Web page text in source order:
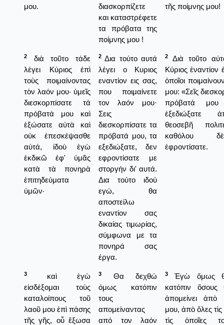
μου.
διασκορπίζετε
και καταστρέφετε
τα πρόβατα της
ποίμνης μου !
τῆς ποίμνης μου!
2
διὰ τοῦτο τάδε
λέγει Κύριος ἐπὶ
τοὺς ποιμαίνοντας
τὸν λαόν μου· ὑμεῖς
διεσκορπίσατε τά
πρόβατά μου καὶ
ἐξώσατε αὐτὰ καὶ
οὐκ ἐπεσκέψασθε
αὐτά, ἰδοὺ ἐγὼ
ἐκδικῶ ἐφ' ὑμᾶς
κατὰ τὰ πονηρὰ
ἐπιτηδεύματα
ὑμῶν·
2 Δια τούτο αυτά
λέγει ο Κυριος
εναντίον εις σας,
που ποιμαίνετε
τον λαόν μου·
Σεις
διεσκορπίσατε τα
πρόβατά μου, τα
εξεδιώξατε, δεν
εφροντίσατε με
στοργήν δι' αυτά.
Δια τούτο ιδού
εγώ, θα
αποστείλω
εναντίον σας
δικαίας τιμωρίας,
σύμφωνα με τα
πονηρά σας
έργα.
2
Διὰ τοῦτο
Κύριος ἐναντίον
ὁποῖοι
μου: «Σεῖς
πρόβατά
ἐξεδιώξατε
θεοσεβῆ
καθόλου
ἐφροντίσατε.
3
καὶ ἐγὼ
εἰσδέξομαι τοὺς
καταλοίπους τοῦ
λαοῦ μου ἐπὶ πάσης
τῆς γῆς, οὗ ἔξωσα
3
Θα δεχθώ
όμως κατόπιν
τους
απομείναντας
από τον λαόν
3
Ἐγὼ ὅμως
κατόπιν
ἀπομείνει ἀπὸ
μου, ἀπὸ ὅλες
τὶς ὁποῖες